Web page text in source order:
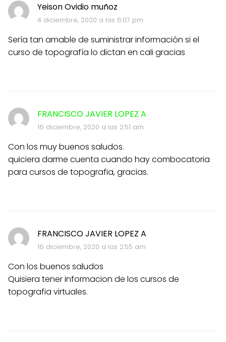
Yeison Ovidio muñoz
4 diciembre, 2020 a las 6:07 pm
Sería tan amable de suministrar información si el
curso de topografía lo dictan en cali gracias
FRANCISCO JAVIER LOPEZ A
16 diciembre, 2020 a las 2:51 am
Con los muy buenos saludos.
quiciera darme cuenta cuando hay combocatoria
para cursos de topografia, gracias.
FRANCISCO JAVIER LOPEZ A
16 diciembre, 2020 a las 2:55 am
Con los buenos saludos
Quisiera tener informacion de los cursos de
topografia virtuales.